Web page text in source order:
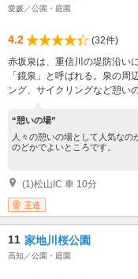
愛媛／公園・庭園
4.2
(32件)
赤坂泉は、重信川の堤防沿い
「鏡泉」と呼ばれる。泉の
ング、サイクリングなど憩い
“憩いの場”
人々の憩いの場として人気なの
のどかでよいところです。
(1)松山IC 車 10分
王道
11 家地川桜公園
高知／公園・庭園